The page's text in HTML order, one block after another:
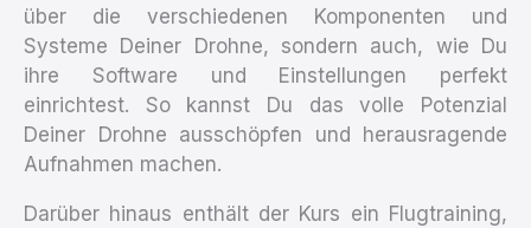
über die verschiedenen Komponenten und
Systeme Deiner Drohne, sondern auch, wie Du
ihre Software und Einstellungen perfekt
einrichtest. So kannst Du das volle Potenzial
Deiner Drohne ausschöpfen und herausragende
Aufnahmen machen.
Darüber hinaus enthält der Kurs ein Flugtraining,